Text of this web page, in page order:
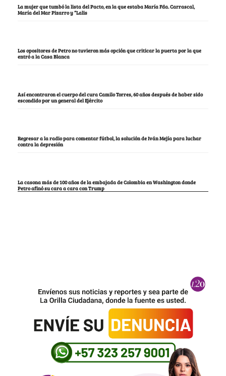
La mujer que tumbó la lista del Pacto, en la que estaba María Fda. Carrascal,
María del Mar Pizarro y “Lalis
Los opositores de Petro no tuvieron más opción que criticar la puerta por la que
entró a la Casa Blanca
Así encontraron el cuerpo del cura Camilo Torres, 60 años después de haber sido
escondido por un general del Ejército
Regresar a la radio para comentar fútbol, la solución de Iván Mejía para luchar
contra la depresión
La casona más de 100 años de la embajada de Colombia en Washington donde
Petro afinó su cara a cara con Trump